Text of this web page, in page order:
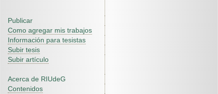
Publicar
Como agregar mis trabajos
Información para tesistas
Subir tesis
Subir artículo
Acerca de RIUdeG
Contenidos